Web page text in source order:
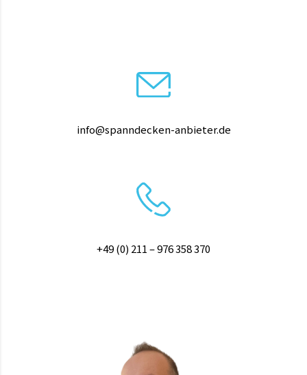
info@spanndecken-anbieter.de
+49 (0) 211 – 976 358 370